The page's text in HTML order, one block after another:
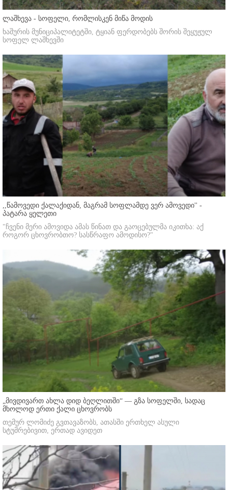
ლაშხევა - სოფელი, რომლისკენ მიწა მოდის
ხაშურის მუნიციპალიტეტში, ტყიან ფერდობებს შორის შეყუჟულ
სოფელ ლაშხევში
,,წამოვედი ქალაქიდან, მაგრამ სოფლამდე ვერ ამოვედი'' -
პატარა ყელეთი
"ჩვენი მერი ამოვიდა ამას წინათ და გაოცებულმა იკითხა: აქ
როგორ ცხოვრობთო? სასწრაფო ამოდისო?"
„მივდივართ ახლა დიდ ბეღლითში“ — გზა სოფელში, სადაც
მხოლოდ ერთი ქალი ცხოვრობს
თემურ ლომიძე გვთავაზობს, ათასში ერთხელ ასული
სტუმრებივით, ერთად ავიდეთ